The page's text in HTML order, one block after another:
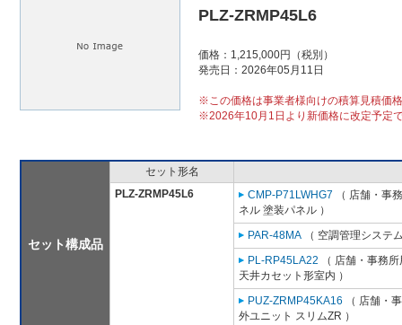
PLZ-ZRMP45L6
価格：1,215,000円（税別）
発売日：2026年05月11日
※この価格は事業者様向けの積算見積価
※2026年10月1日より新価格に改定予定
セット構成品
セット形名
PLZ-ZRMP45L6
CMP-P71LWHG7 （ 店舗・事
ネル 塗装パネル ）
PAR-48MA （ 空調管理システ
PL-RP45LA22 （ 店舗・事務
天井カセット形室内 ）
PUZ-ZRMP45KA16 （ 店舗・
外ユニット スリムZR ）